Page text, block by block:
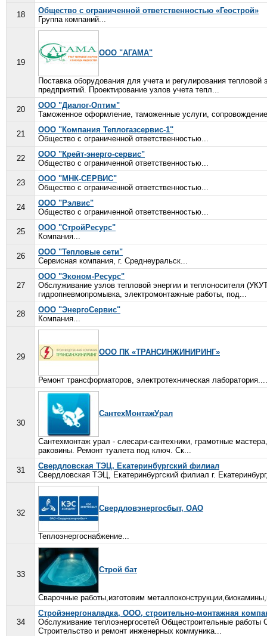
18
Общество с ограниченной ответственностью «Геострой»
Группа компаний...
19
ООО "АГАМА"
Поставка оборудования для учета и регулирования
предприятий. Проектирование узлов учета тепл...
20
ООО "Диалог-Оптим"
Таможенное оформление, таможенные услуги,
21
ООО "Компания Теплогазсервис-1"
Общество с ограниченной ответственностью...
22
ООО "Крейт-энерго-сервис"
Общество с ограниченной ответственностью...
23
ООО "МНК-СЕРВИС"
Общество с ограниченной ответственностью...
24
ООО "Рэлвис"
Общество с ограниченной ответственностью...
25
ООО "СтройРесурс"
Компания...
26
ООО "Тепловые сети"
Сервисная компания, г. Среднеуральск...
27
ООО "Эконом-Ресурс"
Обслуживание узлов тепловой энергии и теплоносителя
гидропневмопромывка, электромонтажные работы, под...
28
ООО "ЭнергоСервис"
Компания...
29
ООО ПК «ТРАНСИНЖИНИРИНГ»
Ремонт трансформаторов, электротехническая лаборатория....
30
СантехМонтажУрал
Сантехмонтаж урал - слесари-сантехники, грамотные
раковины. Ремонт туалета под ключ. Ск...
31
Свердловская ТЭЦ, Екатеринбургский филиал
Свердловская ТЭЦ, Екатеринбургский филиал г.
32
Свердловэнергосбыт, ОАО
Теплоэнергоснабжение...
33
Строй бат
Сварочные работы,изготовим
34
Стройэнергоналадка, ООО, строительно-монтажная
Обслуживание теплоэнергосетей Общестроительные работы
Строительство и ремонт инженерных коммуника...